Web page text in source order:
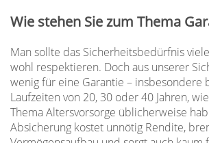
Wie stehen Sie zum Thema
Man sollte das Sicherheitsbedürfnis
wohl respektieren. Doch aus unserer
wenig für eine Garantie – insbesondere
Laufzeiten von 20, 30 oder 40 Jahren,
Thema Altersvorsorge üblicherweise
Absicherung kostet unnötig Rendite,